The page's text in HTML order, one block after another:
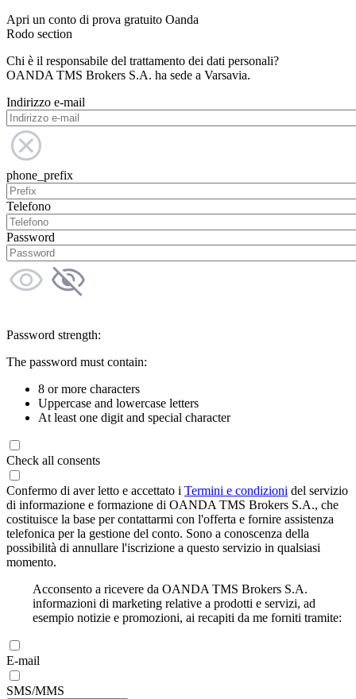
Apri un conto di prova gratuito Oanda
Rodo section
Chi è il responsabile del trattamento dei dati personali?
OANDA TMS Brokers S.A. ha sede a Varsavia.
Indirizzo e-mail
phone_prefix
Telefono
Password
Password strength:
The password must contain:
8 or more characters
Uppercase and lowercase letters
At least one digit and special character
Check all consents
Confermo di aver letto e accettato i Termini e condizioni del servizio
di informazione e formazione di OANDA TMS Brokers S.A., che
costituisce la base per contattarmi con l'offerta e fornire assistenza
telefonica per la gestione del conto. Sono a conoscenza della
possibilità di annullare l'iscrizione a questo servizio in qualsiasi
momento.
Acconsento a ricevere da OANDA TMS Brokers S.A.
informazioni di marketing relative a prodotti e servizi, ad
esempio notizie e promozioni, ai recapiti da me forniti tramite:
E-mail
SMS/MMS